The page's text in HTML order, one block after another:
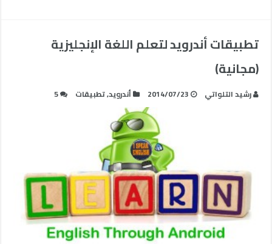
تطبيقات أندرويد لتعلم اللغة الإنجليزية
(مجانية)
رشيد التلواتي 2014/07/23 أندرويد,تطبيقات 5